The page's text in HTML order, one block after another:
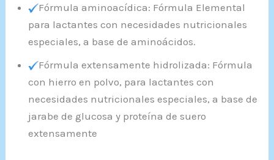
Fórmula aminoacídica: Fórmula Elemental
para lactantes con necesidades nutricionales
especiales, a base de aminoácidos.
Fórmula extensamente hidrolizada: Fórmula
con hierro en polvo, para lactantes con
necesidades nutricionales especiales, a base de
jarabe de glucosa y proteína de suero
extensamente